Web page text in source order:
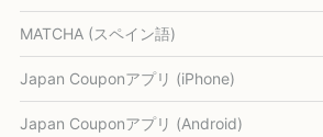
MATCHA (スペイン語)
Japan Couponアプリ (iPhone)
Japan Couponアプリ (Android)